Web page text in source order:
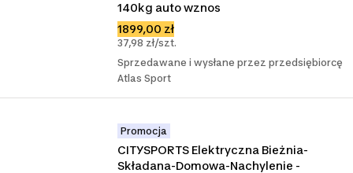
140kg auto wznos
1899,00 zł
37,98 zł/szt.
Sprzedawane i wysłane przez przedsiębiorcę
Atlas Sport
Promocja
CITYSPORTS Elektryczna Bieżnia-
Składana-Domowa-Nachylenie -